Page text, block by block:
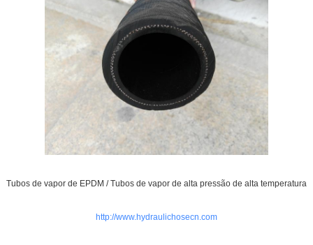
Tubos de vapor de EPDM / Tubos de vapor de alta pressão de alta temperatura
http://www.hydraulichosecn.com